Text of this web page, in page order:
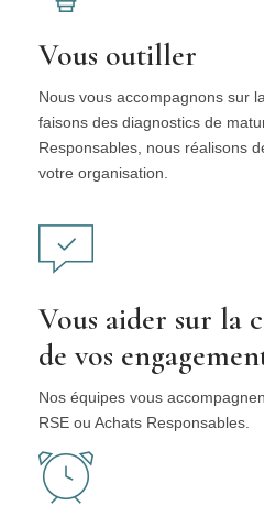
Vous outiller
Nous vous accompagnons sur
faisons des diagnostics de
Responsables, nous réalisons
votre organisation.
Vous aider sur la
de vos
Nos équipes vous
RSE ou Achats Responsables.